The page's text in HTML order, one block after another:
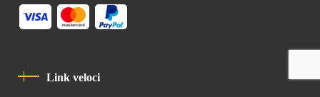
Link veloci